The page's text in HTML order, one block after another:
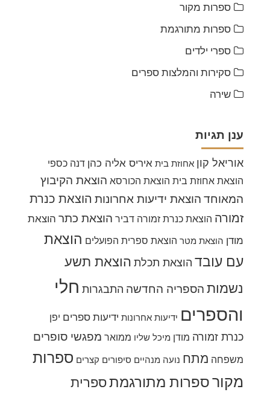
ספרות מקור
ספרות מתורגמת
ספרי ילדים
סקירות והמלצות ספרים
שירה
ענן תגיות
אוריאל קון אחוזת בית איריס אליה כהן דנה כספי
הוצאת אחוזת בית הוצאת הכורסא הוצאת הקיבוץ
המאוחד הוצאת ידיעות אחרונות הוצאת כנרת
זמורה הוצאת כנרת זמורה דביר הוצאת כתר הוצאת
מודן הוצאת מטר הוצאת ספרית הפועלים הוצאת
עם עובד הוצאת תכלת הוצאת תשע
נשמות הספריה החדשה התבגרות חלי
והספרים ידיעות אחרונות ידיעות ספרים יפן
כנרת זמורה מודן מיכל שליו ממואר מפגשי סופרים
משפחה מתח נועה מנהיים סיפורים קצרים ספרות
מקורספרות מתורגמתספרית